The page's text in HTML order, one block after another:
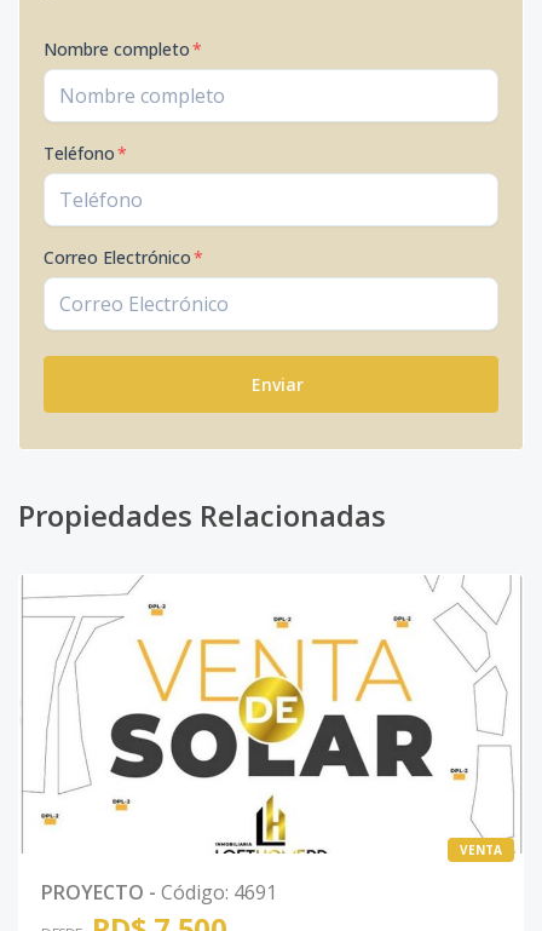
Nombre completo*
Teléfono*
Correo Electrónico*
Enviar
Propiedades Relacionadas
VENTA
PROYECTO - Código: 4691